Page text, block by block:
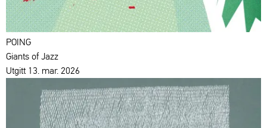
POING
Giants of Jazz
Utgitt 13. mar. 2026